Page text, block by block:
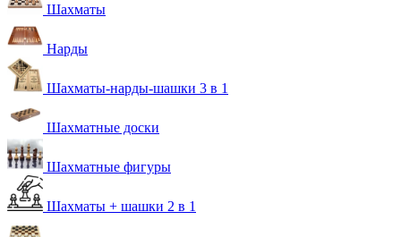
Шахматы
Нарды
Шахматы-нарды-шашки 3 в 1
Шахматные доски
Шахматные фигуры
Шахматы + шашки 2 в 1